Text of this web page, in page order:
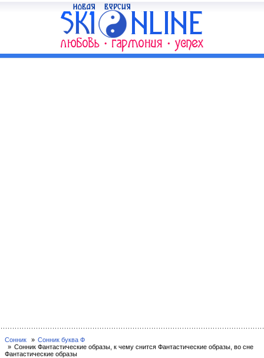
Сонник
Сонник буква Ф
Сонник Фантастические образы, к чему снится Фантастические образы, во сне
Фантастические образы